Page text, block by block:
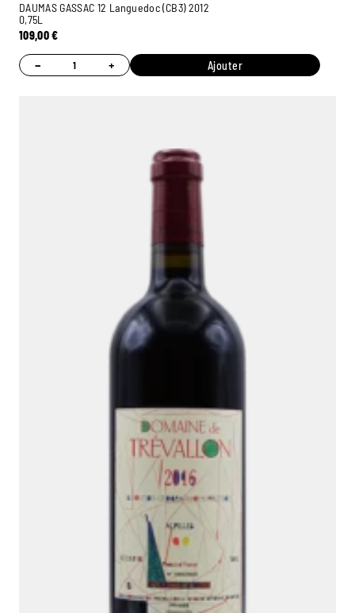
DAUMAS GASSAC 12 Languedoc (CB3) 2012
0,75L
109,00€
− + Ajouter